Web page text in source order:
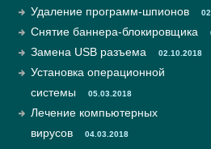
Удаление программ-шпионов
Снятие баннера-блокировщика
Замена USB разъема 02.10.2018
Установка операционной
системы
05.03.2018
Лечение компьютерных
вирусов
04.03.2018